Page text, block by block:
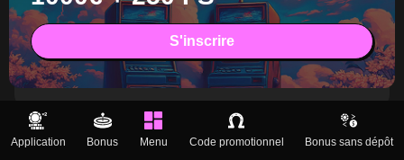
FAQ
Quel est le profil RTP et de volatilité de ce
titre ?
Comment se forment les victoires sur la
S'inscrire
Application Bonus Menu Code promotionnel Bonus sans dépôt